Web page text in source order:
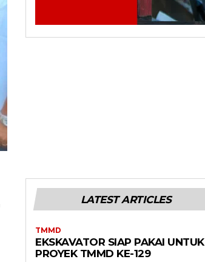
LATEST ARTICLES
TMMD
EKSKAVATOR SIAP PAKAI UNTUK
PROYEK TMMD KE-129